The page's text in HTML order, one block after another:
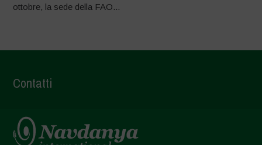
ottobre, la sede della FAO...
Contatti